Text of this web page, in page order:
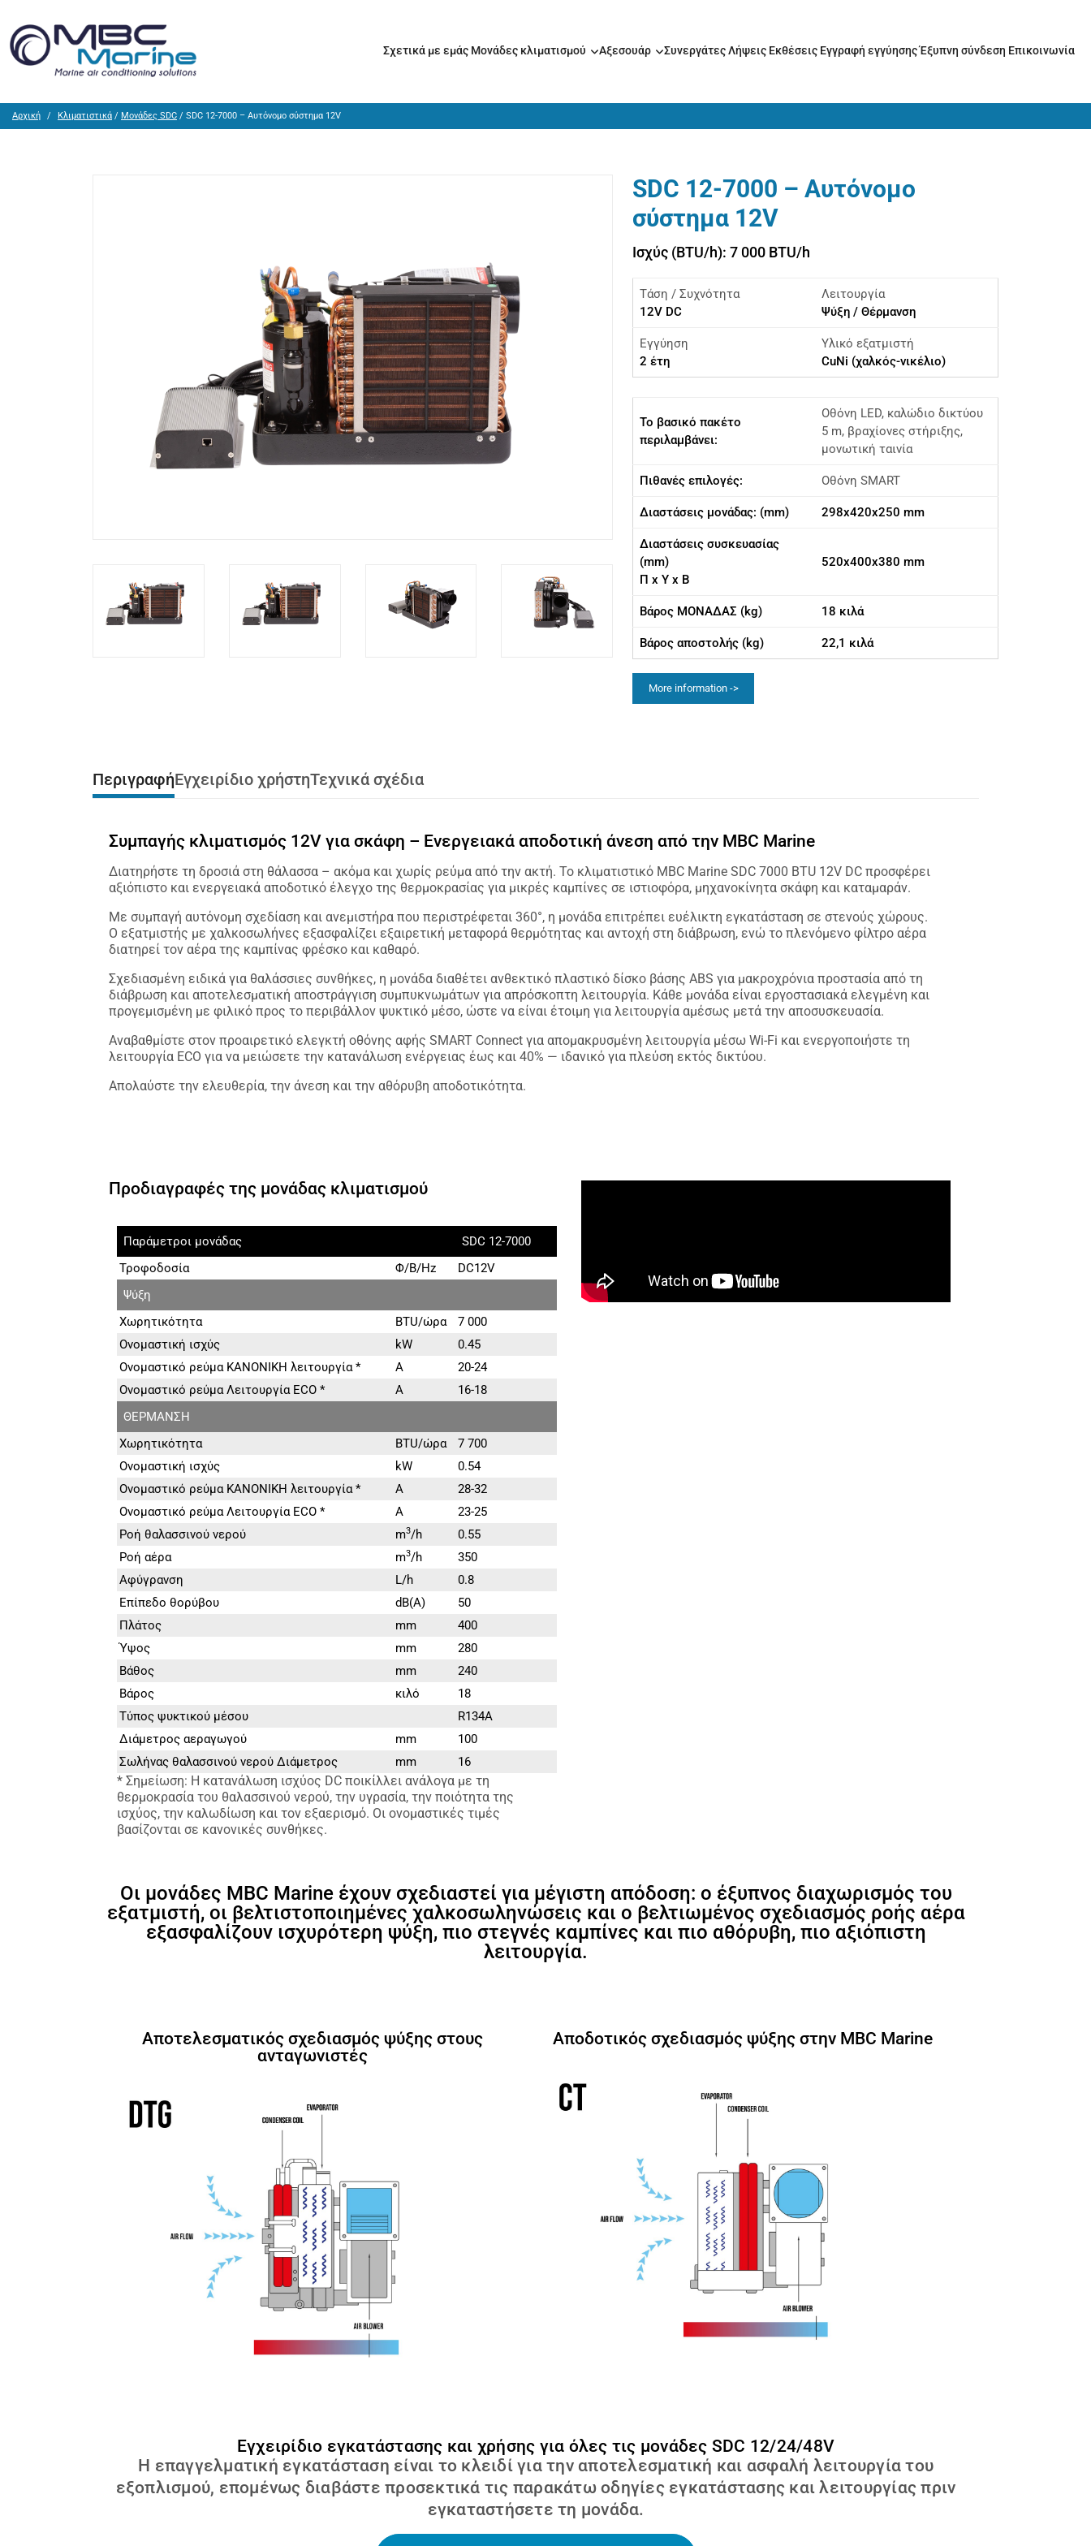
Σχετικά με εμάς Μονάδες κλιματισμού Αξεσουάρ ΣυνεργάτεςΛήψεις Εκθέσεις Εγγραφή εγγύησηςΈξυπνη σύνδεση Επικοινωνία
Αρχική Κλιματιστικά / Μονάδες SDC / SDC 12-7000 – Αυτόνομο σύστημα 12V
SDC 12-7000 – Αυτόνομο
σύστημα 12V
Ισχύς (BTU/h): 7 000 BTU/h
Τάση / Συχνότητα
12V DC
Λειτουργία
Ψύξη / Θέρμανση
Εγγύηση
2 έτη
Υλικό εξατμιστή
CuNi (χαλκός-νικέλιο)
Το βασικό πακέτο
περιλαμβάνει:
Οθόνη LED, καλώδιο δικτύου
5 m, βραχίονες στήριξης,
μονωτική ταινία
Πιθανές επιλογές: Οθόνη SMART
Διαστάσεις μονάδας: (mm) 298x420x250 mm
Διαστάσεις συσκευασίας
(mm)
Π x Υ x Β
520x400x380 mm
Βάρος ΜΟΝΑΔΑΣ (kg) 18 κιλά
Βάρος αποστολής (kg) 22,1 κιλά
More information ->
ΠεριγραφήΕγχειρίδιο χρήστηΤεχνικά σχέδια
Συμπαγής κλιματισμός 12V για σκάφη – Ενεργειακά αποδοτική άνεση από την MBC Marine
Διατηρήστε τη δροσιά στη θάλασσα – ακόμα και χωρίς ρεύμα από την ακτή. Το κλιματιστικό MBC Marine SDC 7000 BTU 12V DC προσφέρει
αξιόπιστο και ενεργειακά αποδοτικό έλεγχο της θερμοκρασίας για μικρές καμπίνες σε ιστιοφόρα, μηχανοκίνητα σκάφη και καταμαράν.
Με συμπαγή αυτόνομη σχεδίαση και ανεμιστήρα που περιστρέφεται 360°, η μονάδα επιτρέπει ευέλικτη εγκατάσταση σε στενούς χώρους.
Ο εξατμιστής με χαλκοσωλήνες εξασφαλίζει εξαιρετική μεταφορά θερμότητας και αντοχή στη διάβρωση, ενώ το πλενόμενο φίλτρο αέρα
διατηρεί τον αέρα της καμπίνας φρέσκο και καθαρό.
Σχεδιασμένη ειδικά για θαλάσσιες συνθήκες, η μονάδα διαθέτει ανθεκτικό πλαστικό δίσκο βάσης ABS για μακροχρόνια προστασία από τη
διάβρωση και αποτελεσματική αποστράγγιση συμπυκνωμάτων για απρόσκοπτη λειτουργία. Κάθε μονάδα είναι εργοστασιακά ελεγμένη και
προγεμισμένη με φιλικό προς το περιβάλλον ψυκτικό μέσο, ώστε να είναι έτοιμη για λειτουργία αμέσως μετά την αποσυσκευασία.
Αναβαθμίστε στον προαιρετικό ελεγκτή οθόνης αφής SMART Connect για απομακρυσμένη λειτουργία μέσω Wi-Fi και ενεργοποιήστε τη
λειτουργία ECO για να μειώσετε την κατανάλωση ενέργειας έως και 40% — ιδανικό για πλεύση εκτός δικτύου.
Απολαύστε την ελευθερία, την άνεση και την αθόρυβη αποδοτικότητα.
Προδιαγραφές της μονάδας κλιματισμού
Παράμετροι μονάδας
SDC 12-7000
Τροφοδοσία
Φ/Β/Hz
DC12V
Ψύξη
Χωρητικότητα
BTU/ώρα
7 000
Ονομαστική ισχύς
kW
0.45
Ονομαστικό ρεύμα ΚΑΝΟΝΙΚΗ λειτουργία *
A
20-24
Ονομαστικό ρεύμα Λειτουργία ECO *
A
16-18
ΘΕΡΜΑΝΣΗ
Χωρητικότητα
BTU/ώρα
7 700
Ονομαστική ισχύς
kW
0.54
Ονομαστικό ρεύμα ΚΑΝΟΝΙΚΗ λειτουργία *
A
28-32
Ονομαστικό ρεύμα Λειτουργία ECO *
A
23-25
Ροή θαλασσινού νερού
m3/h
0.55
Ροή αέρα
m3/h
350
Αφύγρανση
L/h
0.8
Επίπεδο θορύβου
dB(A)
50
Πλάτος
mm
400
Ύψος
mm
280
Βάθος
mm
240
Βάρος
κιλό
18
Τύπος ψυκτικού μέσου
R134A
Διάμετρος αεραγωγού
mm
100
Σωλήνας θαλασσινού νερού Διάμετρος
mm 16
* Σημείωση: Η κατανάλωση ισχύος DC ποικίλλει ανάλογα με τη
θερμοκρασία του θαλασσινού νερού, την υγρασία, την ποιότητα της
ισχύος, την καλωδίωση και τον εξαερισμό. Οι ονομαστικές τιμές
βασίζονται σε κανονικές συνθήκες.
Οι μονάδες MBC Marine έχουν σχεδιαστεί για μέγιστη απόδοση: ο έξυπνος διαχωρισμός του
εξατμιστή, οι βελτιστοποιημένες χαλκοσωληνώσεις και ο βελτιωμένος σχεδιασμός ροής αέρα
εξασφαλίζουν ισχυρότερη ψύξη, πιο στεγνές καμπίνες και πιο αθόρυβη, πιο αξιόπιστη
λειτουργία.
Αποτελεσματικός σχεδιασμός ψύξης στους
ανταγωνιστές
Αποδοτικός σχεδιασμός ψύξης στην MBC Marine
Εγχειρίδιο εγκατάστασης και χρήσης για όλες τις μονάδες SDC 12/24/48V
Η επαγγελματική εγκατάσταση είναι το κλειδί για την αποτελεσματική και ασφαλή λειτουργία του
εξοπλισμού, επομένως διαβάστε προσεκτικά τις παρακάτω οδηγίες εγκατάστασης και λειτουργίας πριν
εγκαταστήσετε τη μονάδα.